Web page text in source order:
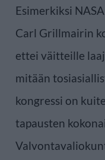
Esimerkiksi
Carl Grillmairin
ettei väitteille
mitään
kongressi on
tapausten